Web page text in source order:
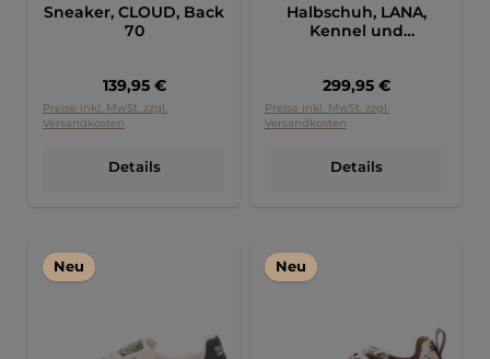
Sneaker, CLOUD, Back
70
Regulärer Preis:
139,95 €
Preise inkl. MwSt. zzgl.
Versandkosten
Details
Halbschuh, LANA,
Kennel und
Regulärer Preis:
299,95 €
Preise inkl. MwSt. zzgl.
Versandkosten
Details
Neu Neu